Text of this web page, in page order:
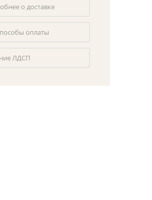
о доставке
оплаты
ЛДСП